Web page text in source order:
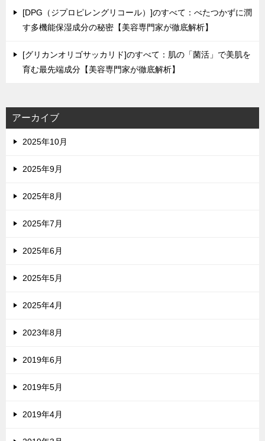
[DPG（ジプロピレングリコール）]のすべて：べたつかずに潤
す多機能保湿成分の秘密【美容専門家が徹底解析】
[グリカンオリゴサッカリド]のすべて：肌の「菌活」で美肌を
育む最先端成分【美容専門家が徹底解析】
アーカイブ
2025年10月
2025年9月
2025年8月
2025年7月
2025年6月
2025年5月
2025年4月
2023年8月
2019年6月
2019年5月
2019年4月